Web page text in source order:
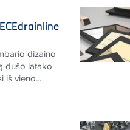
dizaino
dušo latako
iš vieno...